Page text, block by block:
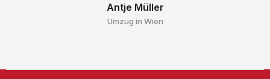
Antje Müller
Umzug in Wien